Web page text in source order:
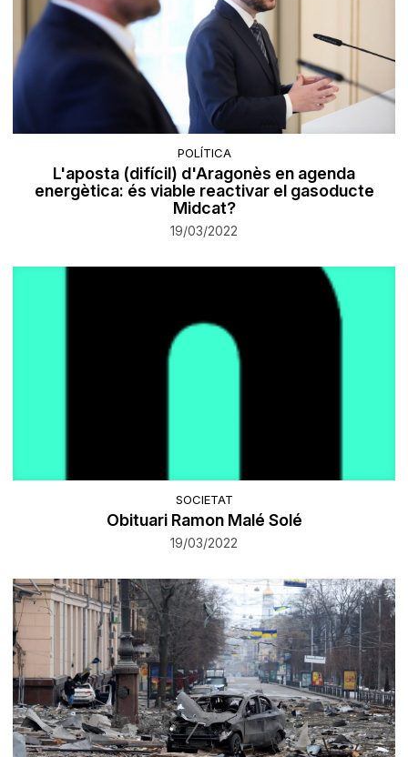
POLÍTICA
L'aposta (difícil) d'Aragonès en agenda
energètica: és viable reactivar el gasoducte
Midcat?
19/03/2022
SOCIETAT
Obituari Ramon Malé Solé
19/03/2022